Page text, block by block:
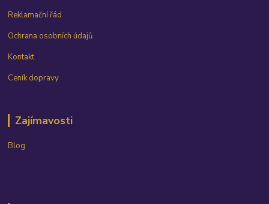
Reklamační řád
Ochrana osobních údajů
Kontakt
Ceník dopravy
Zajímavosti
Blog